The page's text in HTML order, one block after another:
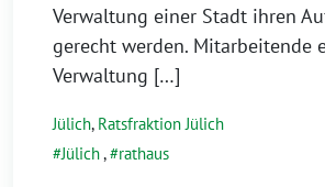
Verwaltung einer Stadt ihren
gerecht werden. Mitarbeitende
Verwaltung […]
Jülich, Ratsfraktion Jülich
Jülich, rathaus